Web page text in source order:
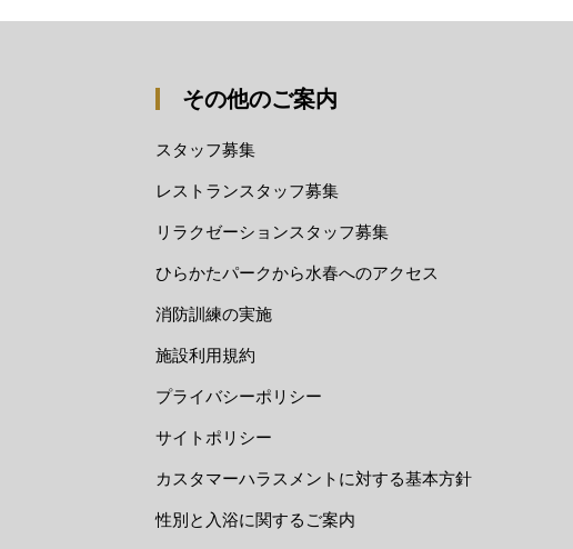
その他のご案内
スタッフ募集
レストランスタッフ募集
リラクゼーションスタッフ募集
ひらかたパークから水春へのアクセス
消防訓練の実施
施設利用規約
プライバシーポリシー
サイトポリシー
カスタマーハラスメントに対する基本方針
性別と入浴に関するご案内